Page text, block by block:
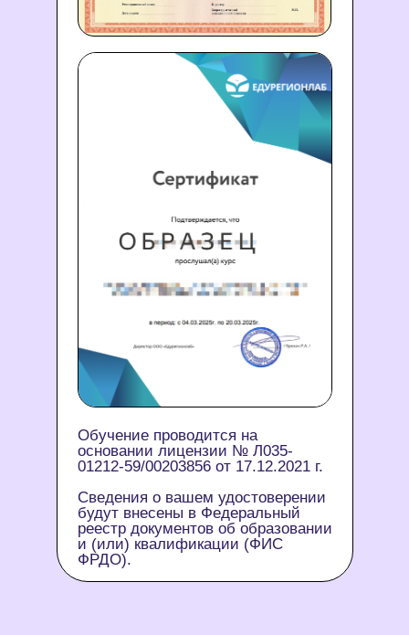
Обучение проводится на
основании лицензии № Л035-
01212-59/00203856 от 17.12.2021 г.
Сведения о вашем удостоверении
будут внесены в Федеральный
реестр документов об образовании
и (или) квалификации (ФИС
ФРДО).